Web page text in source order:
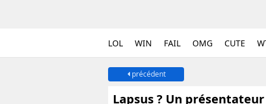
LOL WIN FAIL OMG CUTE
précédent
Lapsus ? Un